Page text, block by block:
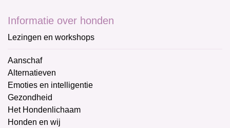
Informatie over honden
Lezingen en workshops
Aanschaf
Alternatieven
Emoties en intelligentie
Gezondheid
Het Hondenlichaam
Honden en wij